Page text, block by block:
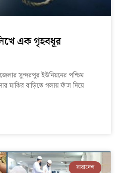
এক গৃহবধূর
সুন্দরপুর ইউনিয়নের পশ্চিম
মাঝির বাড়িতে গলায় ফাঁস দিয়ে
সারাদেশ